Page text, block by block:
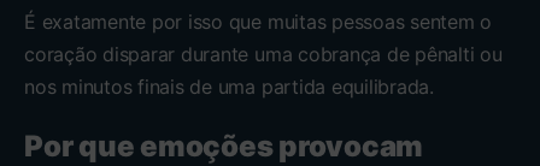
É exatamente por isso que muitas pessoas sentem o
coração disparar durante uma cobrança de pênalti ou
nos minutos finais de uma partida equilibrada.
Por que emoções provocam